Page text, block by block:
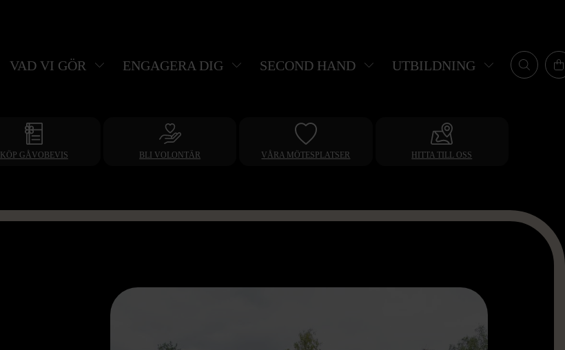
VAD VI GÖR ENGAGERA DIG SECOND HAND UTBILDNING
KÖP GÅVOBEVIS BLI VOLONTÄR VÅRA MÖTESPLATSER HITTA TILL OSS